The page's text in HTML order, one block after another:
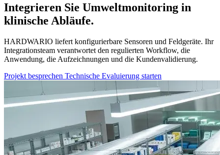
Integrieren Sie Umweltmonitoring in
klinische Abläufe.
HARDWARIO liefert konfigurierbare Sensoren und Feldgeräte. Ihr
Integrationsteam verantwortet den regulierten Workflow, die
Anwendung, die Aufzeichnungen und die Kundenvalidierung.
Projekt besprechen Technische Evaluierung starten